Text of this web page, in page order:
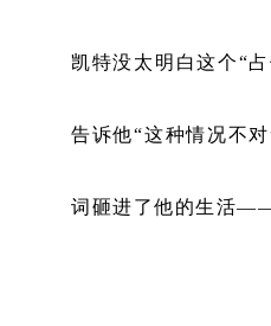
凯特没太明白这个“
告诉他“这种情况不
词砸进了他的生活